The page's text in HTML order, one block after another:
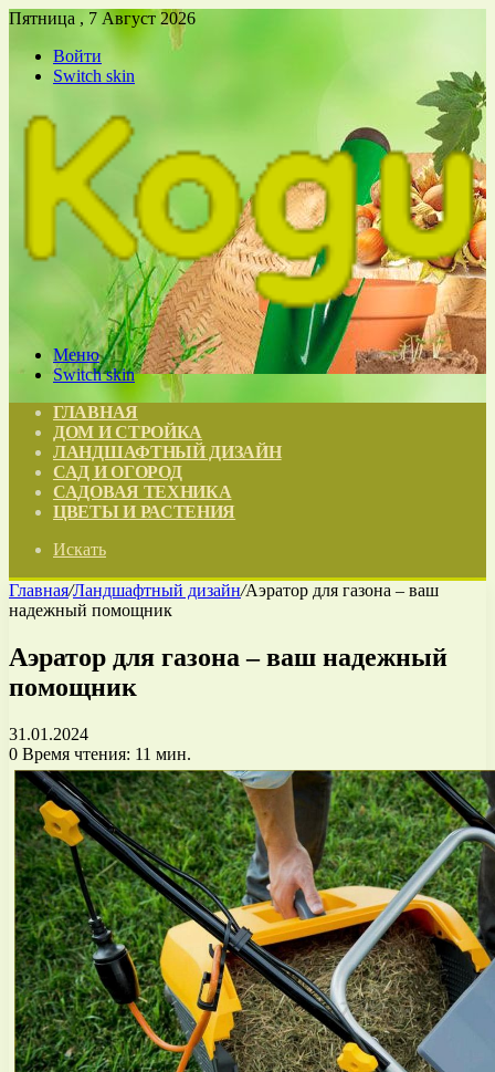
Пятница , 7 Август 2026
Войти
Switch skin
Меню
Switch skin
ГЛАВНАЯ
ДОМ И СТРОЙКА
ЛАНДШАФТНЫЙ ДИЗАЙН
САД И ОГОРОД
САДОВАЯ ТЕХНИКА
ЦВЕТЫ И РАСТЕНИЯ
Искать
Главная/Ландшафтный дизайн/Аэратор для газона – ваш
надежный помощник
Аэратор для газона – ваш надежный
помощник
31.01.2024
0 Время чтения: 11 мин.